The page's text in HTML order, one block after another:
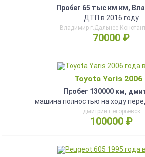
Пробег 65 тыс км км,
ДТП в 2016 году
Владимир г.Дальнее
70000 ₽
Toyota Yaris 2006
Пробег 130000 км,
машина полностью на ходу
дмитрий г.егорьевск
100000 ₽